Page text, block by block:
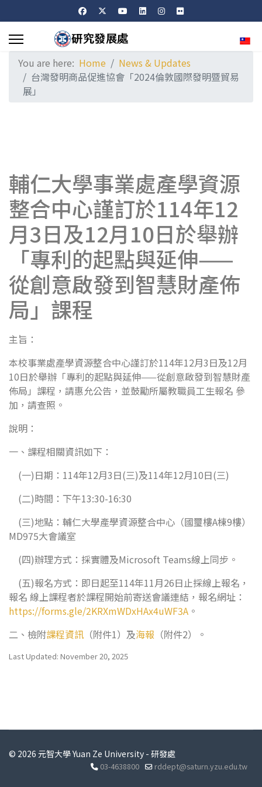
You are here: Home
News & Updates
台灣發明商品促進協會「2024倫敦國際發明暨貿易
展」
輔仁大學事業處產學資源
整合中心謹訂於114年12
月3日及12月10日於舉辦
「專利的起點與延伸——
從創意啟發到智慧財產佈
局」課程
主旨：
本校事業處產學資源整合中心謹訂於114年12月3日及12月
10日於舉辦「專利的起點與延伸——從創意啟發到智慧財產
佈局」課程，請惠允公告，並鼓勵所屬教職員工生報名 參
加，請查照。
說明：
一、課程相關資訊如下：
(一)日期：114年12月3日(三)及114年12月10日(三)
(二)時間：下午13:30-16:30
(三)地點：輔仁大學產學資源整合中心（國璽樓A棟9樓）
MD975大會議室
(四)辦理方式：採實體及Microsoft Teams線上同步。
(五)報名方式：即日起至114年11月26日止採線上報名，
報名 線上課程者於課程開始前寄送會議連結，報名網址：
https://forms.gle/2KRXmWDxHAx4uWF3A 。
二、檢附課程資訊 （附件1）及海報 （附件2）。
Last Updated: November 20, 2025
© 2026 元智大學 Yuan Ze University - 研發處
03-4638800 rddept@saturn.yzu.edu.tw